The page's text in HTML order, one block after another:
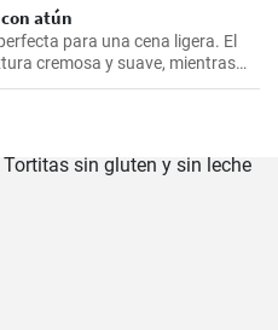
atún
para una cena ligera. El
cremosa y suave, mientras
el sabor. Suele servirse fría,